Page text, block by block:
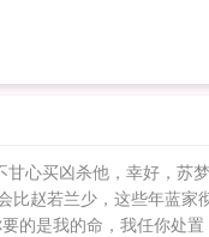
心买凶杀他，幸好，苏
赵若兰少，这些年蓝
是我的命，我任你处